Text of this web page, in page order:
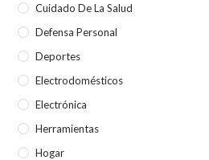
Cuidado De La Salud
Defensa Personal
Deportes
Electrodomésticos
Electrónica
Herramientas
Hogar